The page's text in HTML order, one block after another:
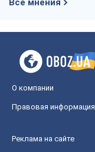
Все мнения
О компании
Правовая информация
Реклама на сайте